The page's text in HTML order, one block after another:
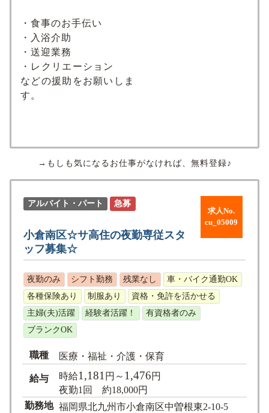
・食事のお手伝い
・入浴介助
・送迎業務
・レクリエーション
などの援助をお願いしま
す。
→もしも気になるお仕事がなければ、無料登録♪
求人No.
cu_05009
アルバイト・パート 急募
小倉南区☆サ高住の夜勤専従スタ
ッフ募集☆
夜勤のみ シフト勤務 残業なし
車・バイク通勤OK
各種保険あり
制服あり
資格・免許を活かせる
主婦(夫)活躍
経験者活躍！
有資格者のみ
ブランクOK
職種 医療・福祉・介護・保育
給与 時給1,181円～ 1,476円
夜勤1回 約18,000円
勤務地 福岡県北九州市小倉南区中曽根東2-10-5